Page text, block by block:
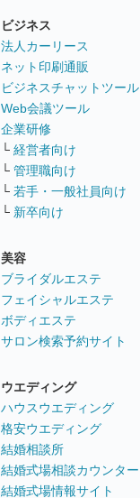
ビジネス
法人カーリース
ネット印刷通販
ビジネスチャットツール
Web会議ツール
企業研修
└ 経営者向け
└ 管理職向け
└ 若手・一般社員向け
└ 新卒向け
美容
ブライダルエステ
フェイシャルエステ
ボディエステ
サロン検索予約サイト
ウエディング
ハウスウエディング
格安ウエディング
結婚相談所
結婚式場相談カウンター
結婚式場情報サイト